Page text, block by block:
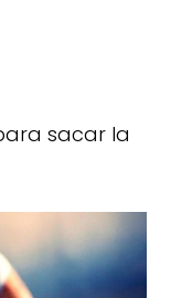
sacar la